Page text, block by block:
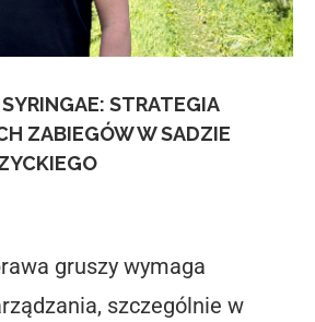
STRATEGIA
ZABIEGÓW W SADZIE
gruszy wymaga
szczególnie w